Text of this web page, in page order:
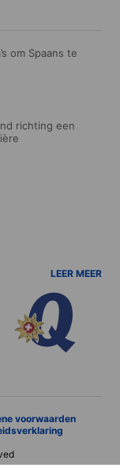
om Spaans te
richting een
LEER MEER
voorwaarden